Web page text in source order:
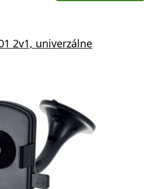
2v1, univerzálne